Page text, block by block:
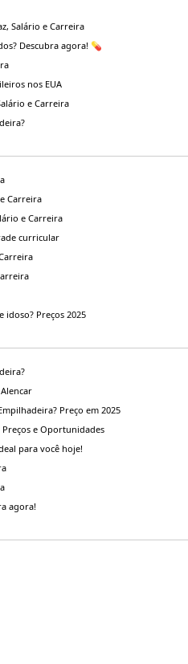
Salário e Carreira
Descubra agora! 💊
nos EUA
e Carreira
Carreira
e Carreira
curricular
Preços 2025
Preço em 2025
Preços e Oportunidades
para você hoje!
agora!